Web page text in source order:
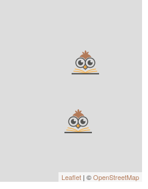
Leaflet | ©OpenStreetMap